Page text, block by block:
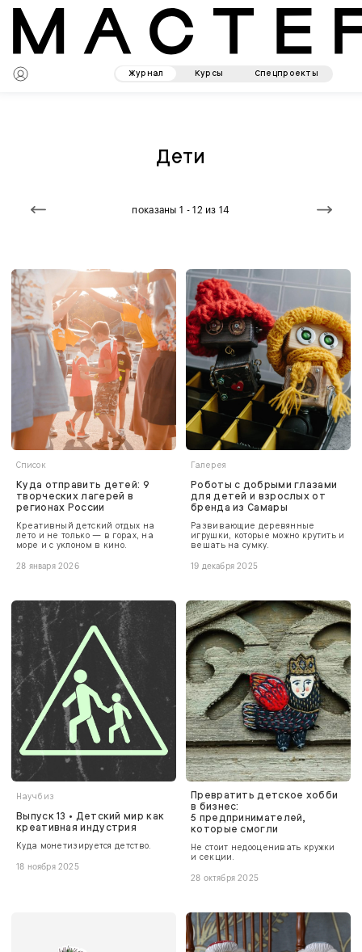
Журнал Курсы Спецпроекты
Дети
показаны 1 - 12 из 14
Список
Куда отправить детей: 9
творческих лагерей в
регионах России
Креативный детский отдых на
лето и не только — в горах, на
море и с уклоном в кино.
28 января 2026
Галерея
Роботы с добрыми глазами
для детей и взрослых от
бренда из Самары
Развивающие деревянные
игрушки, которые можно крутить и
вешать на сумку.
19 декабря 2025
Научбиз
Выпуск 13 • Детский мир как
креативная индустрия
Куда монетизируется детство.
18 ноября 2025
Превратить детское хобби
в бизнес:
5 предпринимателей,
которые смогли
Не стоит недооценивать кружки
и секции.
28 октября 2025